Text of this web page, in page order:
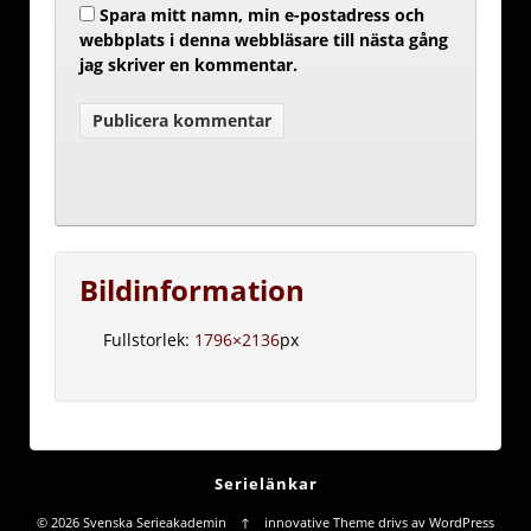
Spara mitt namn, min e-postadress och
webbplats i denna webbläsare till nästa gång
jag skriver en kommentar.
Bildinformation
Fullstorlek: 1796×2136px
Serielänkar
© 2026Svenska Serieakademin ↑ innovative Theme drivs avWordPress